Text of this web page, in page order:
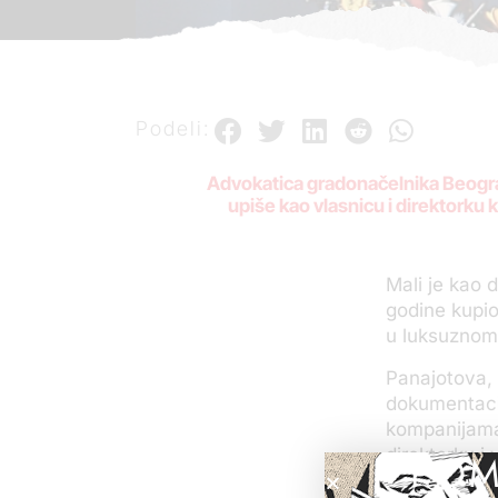
Podeli:
Advokatica gradonačelnika
upiše kao vlasnicu i direktorku
Mali je kao
godine
u
direktorku i